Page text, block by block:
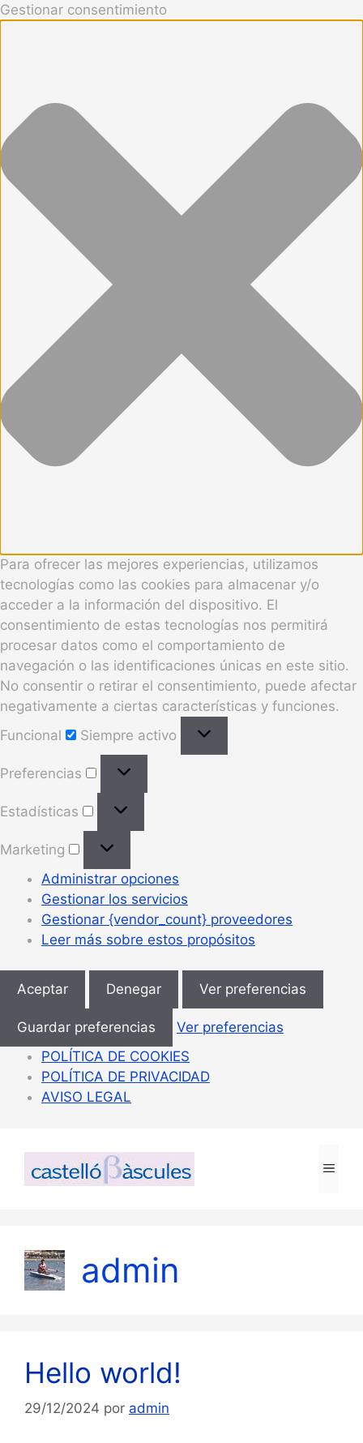
Gestionar consentimiento
Para ofrecer las mejores experiencias, utilizamos
tecnologías como las cookies para almacenar y/o
acceder a la información del dispositivo. El
consentimiento de estas tecnologías nos permitirá
procesar datos como el comportamiento de
navegación o las identificaciones únicas en este sitio.
No consentir o retirar el consentimiento, puede afectar
negativamente a ciertas características y funciones.
Funcional
Siempre activo
Preferencias
Estadísticas
Marketing
Administrar opciones
Gestionar los servicios
Gestionar {vendor_count} proveedores
Leer más sobre estos propósitos
Aceptar Denegar Ver preferencias
Guardar preferencias
Ver preferencias
POLÍTICA DE COOKIES
POLÍTICA DE PRIVACIDAD
AVISO LEGAL
contenido
admin
Hello world!
29/12/2024 por admin